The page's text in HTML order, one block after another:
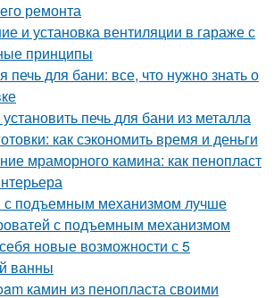
ремонта
и установка вентиляции в гараже с
принципы
печь для бани: все, что нужно знать о
печь для бани из металла
как сэкономить время и деньги
мраморного камина: как пенопласт
с подъемным механизмом лучше
с подъемным механизмом
новые возможности с 5
ванны
камин из пенопласта своими